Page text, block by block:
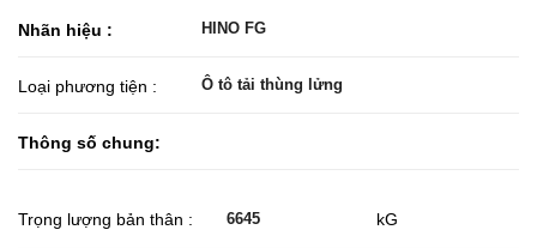
Nhãn hiệu : HINO FG
Loại phương tiện : Ô tô tải thùng lửng
Thông số chung:
Trọng lượng bản thân : 6645 kG